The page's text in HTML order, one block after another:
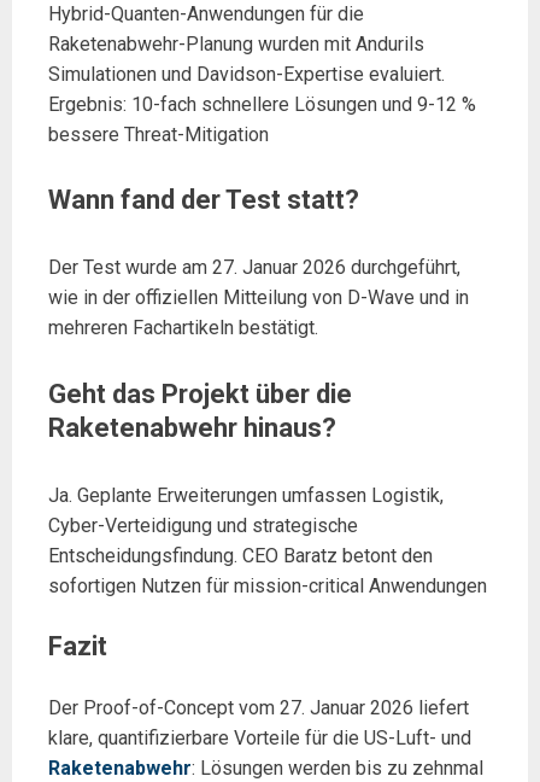
Hybrid-Quanten-Anwendungen für die
Raketenabwehr-Planung wurden mit Andurils
Simulationen und Davidson-Expertise evaluiert.
Ergebnis: 10-fach schnellere Lösungen und 9-12 %
bessere Threat-Mitigation
Wann fand der Test statt?
Der Test wurde am 27. Januar 2026 durchgeführt,
wie in der offiziellen Mitteilung von D-Wave und in
mehreren Fachartikeln bestätigt.
Geht das Projekt über die
Raketenabwehr hinaus?
Ja. Geplante Erweiterungen umfassen Logistik,
Cyber-Verteidigung und strategische
Entscheidungsfindung. CEO Baratz betont den
sofortigen Nutzen für mission-critical Anwendungen
Fazit
Der Proof-of-Concept vom 27. Januar 2026 liefert
klare, quantifizierbare Vorteile für die US-Luft- und
Raketenabwehr: Lösungen werden bis zu zehnmal